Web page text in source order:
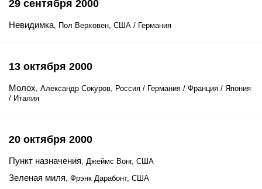
29 сентября 2000
Невидимка, Пол Верховен, США / Германия
13 октября 2000
Молох, Александр Сокуров, Россия / Германия / Франция / Япония
/ Италия
20 октября 2000
Пункт назначения, Джеймс Вонг, США
Зеленая миля, Фрэнк Дарабонт, США